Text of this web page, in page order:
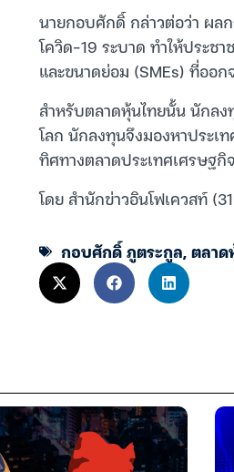
นายกอบศักดิ์ กล่าวต่อว่า ผล
โควิด-19 ระบาด ทำให้ประช
และขนาดย่อม (SMEs) ที่ออ
สำหรับตลาดหุ้นไทยนั้น นักลง
โลก นักลงทุนจึงมองหาประเ
ทิศทางตลาดประเทศเศรษฐ
โดย สำนักข่าวอินโฟเควสท์
กอบศักดิ์ ภูตระกูล,ตลาด